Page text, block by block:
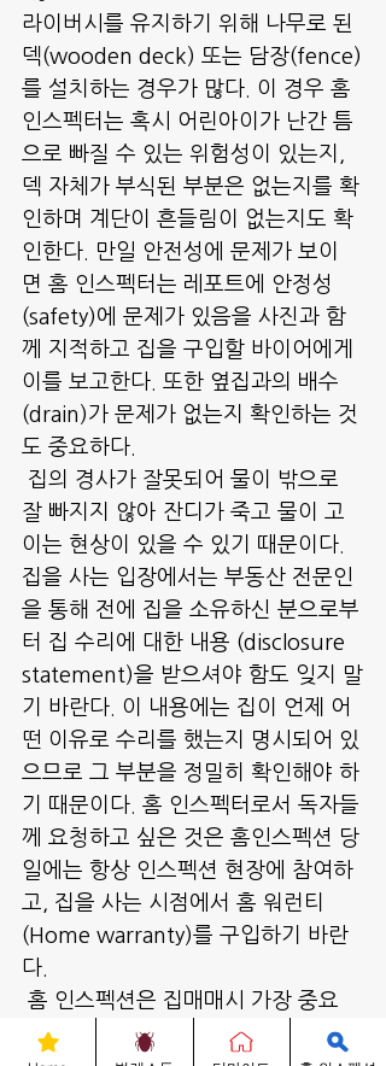
라이버시를 유지하기 위해 나무로 된
덱(wooden deck) 또는 담장(fence)
를 설치하는 경우가 많다. 이 경우 홈
인스펙터는 혹시 어린아이가 난간 틈
으로 빠질 수 있는 위험성이 있는지,
덱 자체가 부식된 부분은 없는지를 확
인하며 계단이 흔들림이 없는지도 확
인한다. 만일 안전성에 문제가 보이
면 홈 인스펙터는 레포트에 안정성
(safety)에 문제가 있음을 사진과 함
께 지적하고 집을 구입할 바이어에게
이를 보고한다. 또한 옆집과의 배수
(drain)가 문제가 없는지 확인하는 것
도 중요하다.
잘 빠지지 않아 잔디가 죽고 물이 고
이는 현상이 있을 수 있기 때문이다.
집을 사는 입장에서는 부동산 전문인
을 통해 전에 집을 소유하신 분으로부
터 집 수리에 대한 내용 (disclosure
statement)을 받으셔야 함도 잊지 말
기 바란다. 이 내용에는 집이 언제 어
떤 이유로 수리를 했는지 명시되어 있
으므로 그 부분을 정밀히 확인해야 하
기 때문이다. 홈 인스펙터로서 독자들
께 요청하고 싶은 것은 홈인스펙션 당
일에는 항상 인스펙션 현장에 참여하
고, 집을 사는 시점에서 홈 워런티
(Home warranty)를 구입하기 바란
다.
한 절차중 하나 입니다. 이번 한 주도